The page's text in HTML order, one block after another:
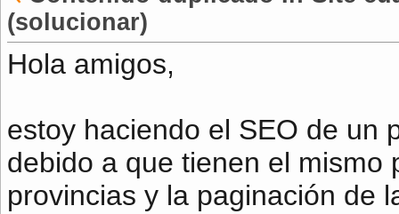
(solucionar)
Hola amigos,
estoy haciendo el SEO de un
debido a que tienen el
provincias y la paginación de